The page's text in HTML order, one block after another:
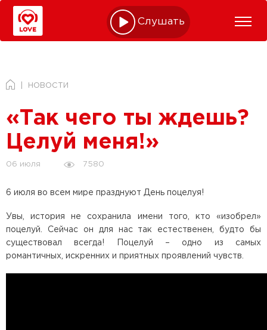
Слушать online
НОВОСТИ
«Так чего ты ждешь?
Целуй меня!»
06 июля 7580
6 июля во всем мире празднуют День поцелуя!
Увы, история не сохранила имени того, кто «изобрел»
поцелуй. Сейчас он для нас так естественен, будто бы
существовал всегда! Поцелуй – одно из самых
романтичных, искренних и приятных проявлений чувств.